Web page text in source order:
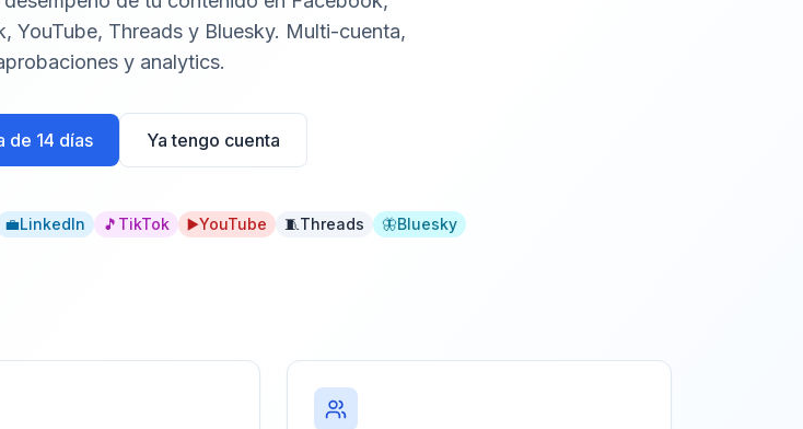
YouTube, Threads y Bluesky. Multi-cuenta,
y analytics.
de 14 días Ya tengo cuenta
💼LinkedIn 🎵 TikTok ▶️YouTube 🧵Threads 🦋Bluesky